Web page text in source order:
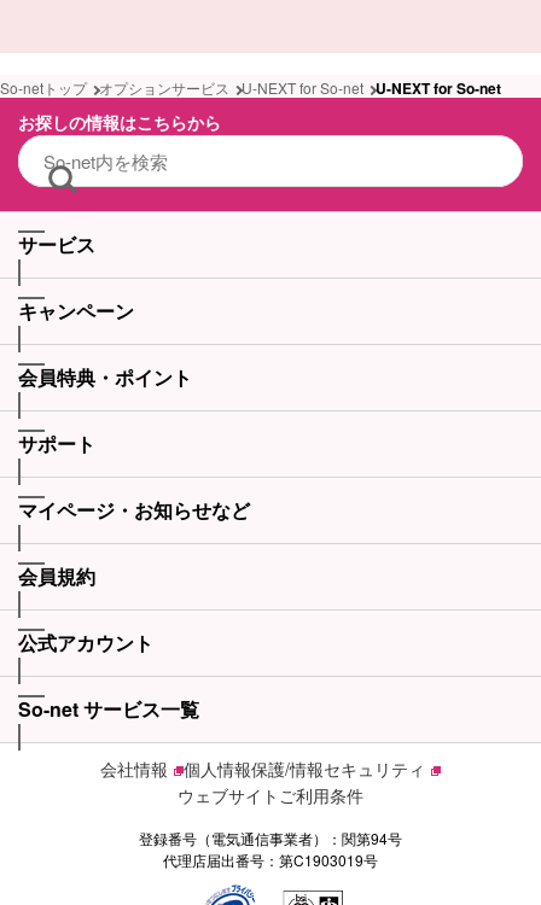
So-netトップ オプションサービス U-NEXT for So-net U-NEXT for So-net
お探しの情報はこちらから
サービス
キャンペーン
会員特典・ポイント
サポート
マイページ・お知らせなど
会員規約
公式アカウント
So-net サービス一覧
会社情報
個人情報保護/情報セキュリティ
ウェブサイトご利用条件
登録番号（電気通信事業者）：関第94号
代理店届出番号：第C1903019号